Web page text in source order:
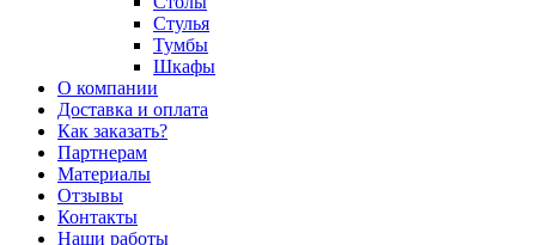
Стулья
Тумбы
Шкафы
О компании
Доставка и оплата
Как заказать?
Партнерам
Материалы
Отзывы
Контакты
Наши работы